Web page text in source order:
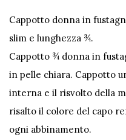
Cappotto donna in
slim e lunghezza ¾.
Cappotto ¾ donna in
in pelle chiara. Cappotto
interna e il risvolto della
risalto il colore del capo
ogni abbinamento.